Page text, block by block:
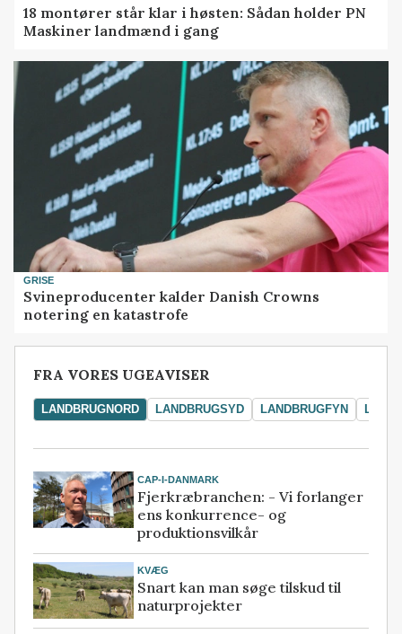
18 montører står klar i høsten: Sådan holder PN
Maskiner landmænd i gang
GRISE
Svineproducenter kalder Danish Crowns
notering en katastrofe
FRA VORES UGEAVISER
LANDBRUGNORD LANDBRUGSYD LANDBRUGFYN
CAP-I-DANMARK
Fjerkræbranchen: - Vi forlanger
ens konkurrence- og
produktionsvilkår
KVÆG
Snart kan man søge tilskud til
naturprojekter